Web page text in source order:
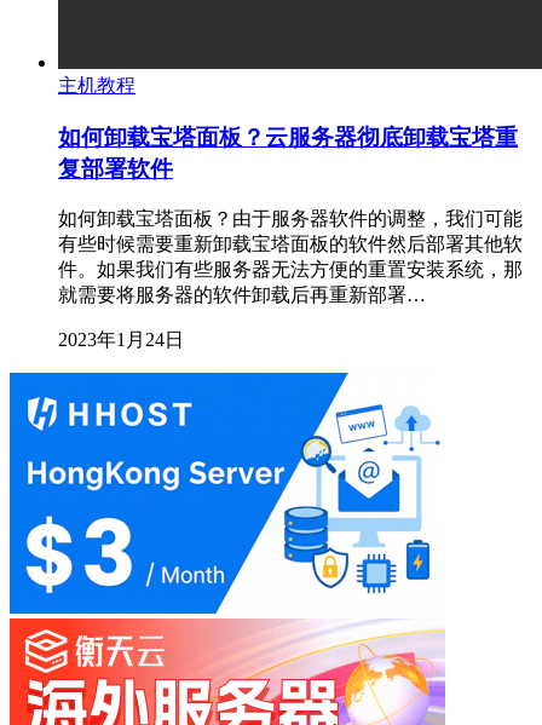
主机教程
如何卸载宝塔面板？云服务器彻底卸载宝塔重
复部署软件
如何卸载宝塔面板？由于服务器软件的调整，我们可能
有些时候需要重新卸载宝塔面板的软件然后部署其他软
件。如果我们有些服务器无法方便的重置安装系统，那
就需要将服务器的软件卸载后再重新部署…
2023年1月24日